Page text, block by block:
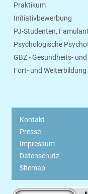
Praktikum
Initiativbewerbung
PJ-Studenten,
Psychologische
GBZ - Gesundheits-
Fort- und Weiterbildung
Kontakt
Presse
Impressum
Datenschutz
Sitemap